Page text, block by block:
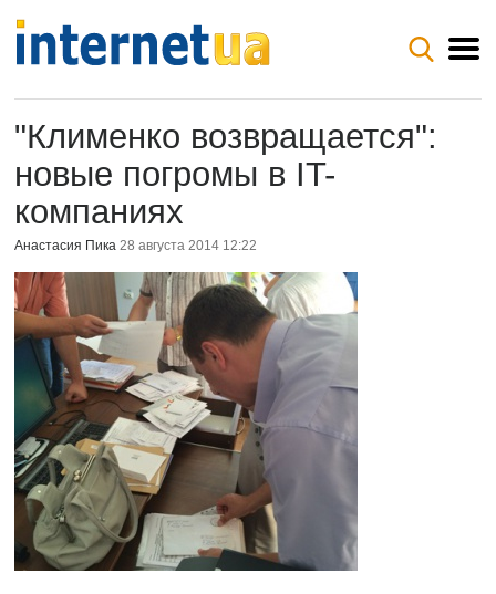
"Клименко возвращается":
новые погромы в IT-
компаниях
Анастасия Пика 28 августа 2014 12:22